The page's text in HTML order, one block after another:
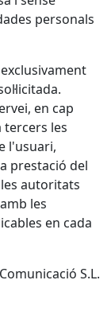
personals
en cap
tercers les
l'usuari,
prestació del
autoritats
les
en cada
S.L.